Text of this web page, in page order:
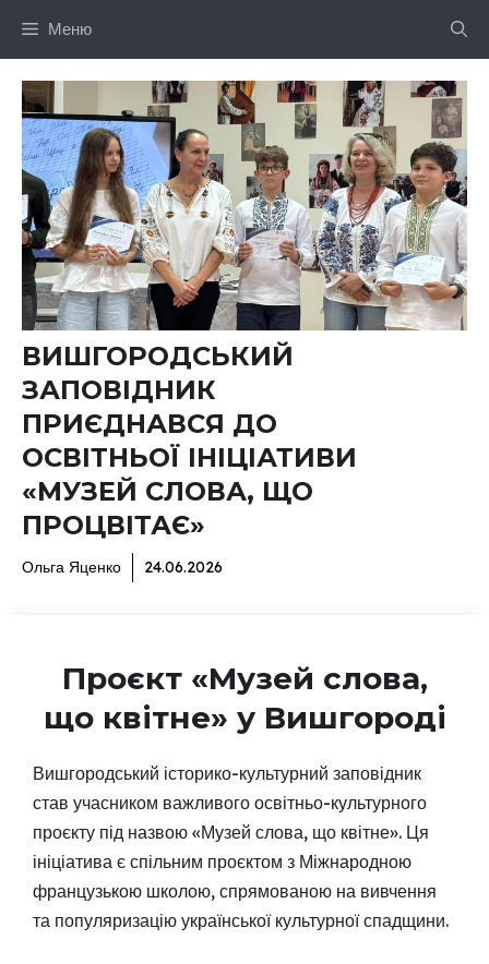
Меню
ВИШГОРОДСЬКИЙ
ЗАПОВІДНИК
ПРИЄДНАВСЯ ДО
ОСВІТНЬОЇ ІНІЦІАТИВИ
«МУЗЕЙ СЛОВА, ЩО
ПРОЦВІТАЄ»
Ольга Яценко 24.06.2026
Проєкт «Музей слова,
що квітне» у Вишгороді
Вишгородський історико-культурний заповідник
став учасником важливого освітньо-культурного
проєкту під назвою «Музей слова, що квітне». Ця
ініціатива є спільним проєктом з Міжнародною
французькою школою, спрямованою на вивчення
та популяризацію української культурної спадщини.